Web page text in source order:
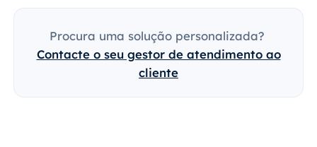
Procura uma solução personalizada?
Contacte o seu gestor de atendimento ao
cliente